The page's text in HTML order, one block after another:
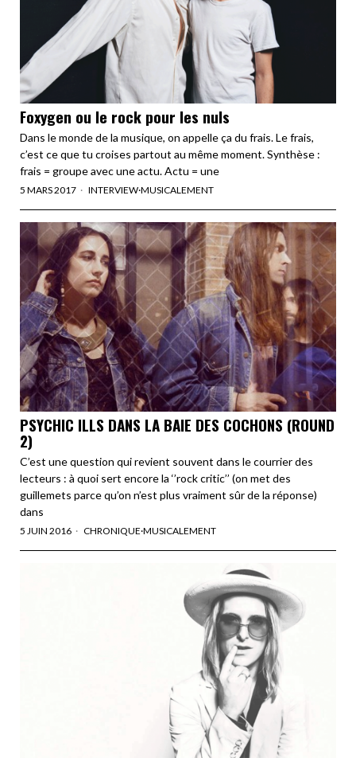
Foxygen ou le rock pour les nuls
Dans le monde de la musique, on appelle ça du frais. Le frais,
c’est ce que tu croises partout au même moment. Synthèse :
frais = groupe avec une actu. Actu = une
5 MARS 2017 INTERVIEW·MUSICALEMENT
PSYCHIC ILLS DANS LA BAIE DES COCHONS (ROUND
2)
C’est une question qui revient souvent dans le courrier des
lecteurs : à quoi sert encore la ‘’rock critic’’ (on met des
guillemets parce qu’on n’est plus vraiment sûr de la réponse)
dans
5 JUIN 2016 CHRONIQUE·MUSICALEMENT